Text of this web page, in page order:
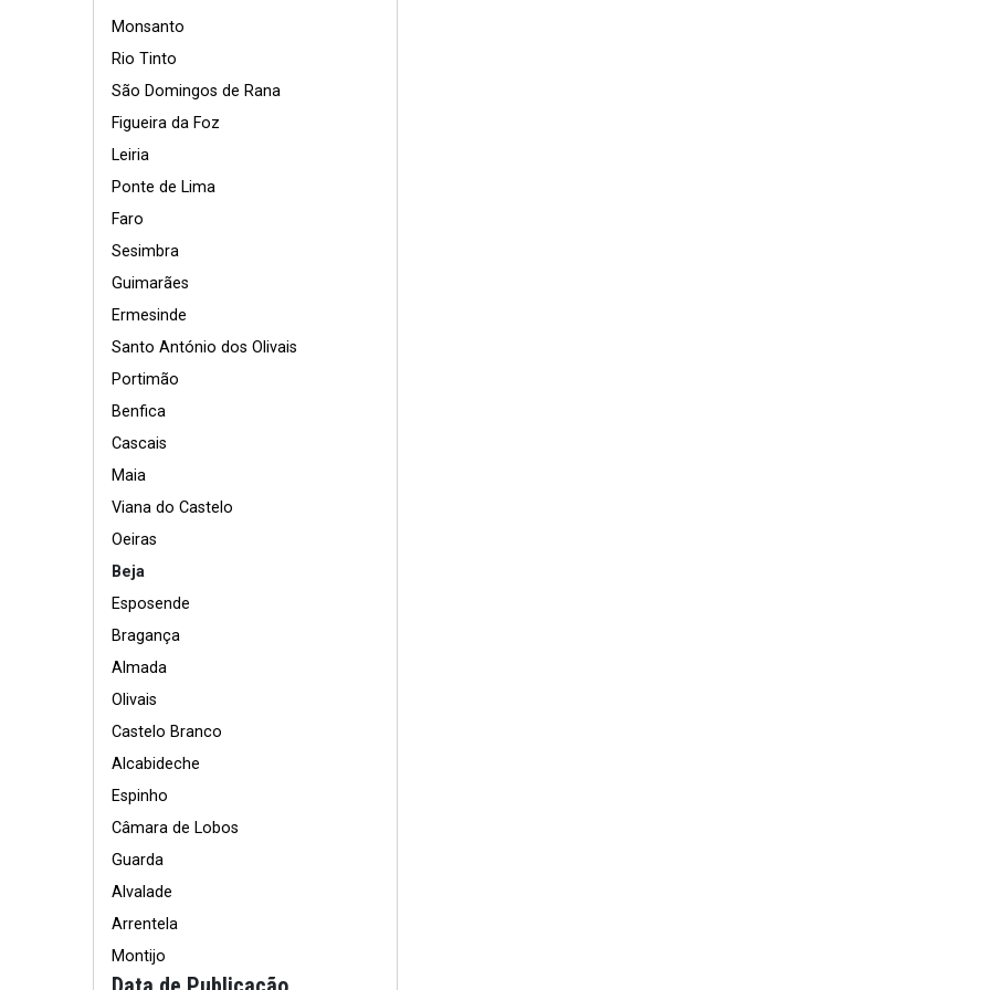
Monsanto
Rio Tinto
São Domingos de Rana
Figueira da Foz
Leiria
Ponte de Lima
Faro
Sesimbra
Guimarães
Ermesinde
Santo António dos Olivais
Portimão
Benfica
Cascais
Maia
Viana do Castelo
Oeiras
Beja
Esposende
Bragança
Almada
Olivais
Castelo Branco
Alcabideche
Espinho
Câmara de Lobos
Guarda
Alvalade
Arrentela
Montijo